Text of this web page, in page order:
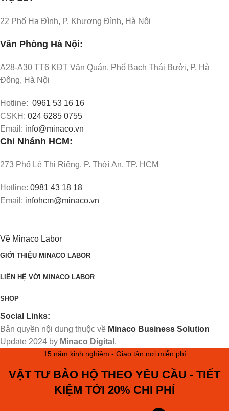
22 Phố Hạ Đình, P. Khương Đình, Hà Nội
Văn Phòng Hà Nội:
A28-A30 TT6 KĐT Văn Quán, Phố Bạch Thái Bưởi, P. Hà
Đông, Hà Nội
Hotline: 0961 53 16 16
CSKH: 024 6285 0755
Email: info@minaco.vn
Chi Nhánh HCM:
273 Phố Lê Thị Riêng, P. Thới An, TP. HCM
Hotline: 0981 43 18 18
Email: infohcm@minaco.vn
Về Minaco Labor
GIỚI THIỆU MINACO LABOR
LIÊN HỆ VỚI MINACO LABOR
SHOP
Social Links:
Bản quyền nội dung thuộc về Minaco Business Solution
Update 2024 by Minaco Digital .
15 năm kinh nghiệm - Giao tận nơi miễn phí
VẬT TƯ BẢO HỘ THEO YÊU CẦU - TIẾT
KIỆM TỚI 20% CHI PHÍ